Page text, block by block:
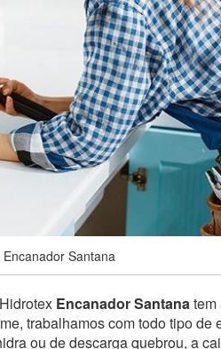
Encanador Santana
Encanador Santanatem
trabalhamos com todo tipo
ou de descarga quebrou, a